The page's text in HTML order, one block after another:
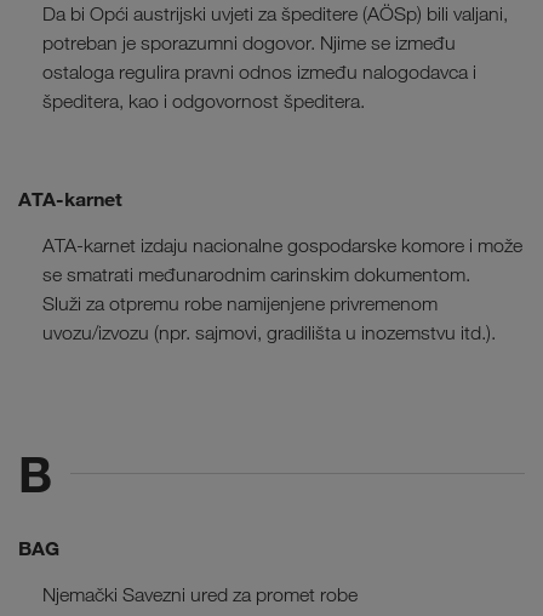
Da bi Opći austrijski uvjeti za špeditere (AÖSp) bili valjani,
potreban je sporazumni dogovor. Njime se između
ostaloga regulira pravni odnos između nalogodavca i
špeditera, kao i odgovornost špeditera.
ATA-karnet
ATA-karnet izdaju nacionalne gospodarske komore i može
se smatrati međunarodnim carinskim dokumentom.
Služi za otpremu robe namijenjene privremenom
uvozu/izvozu (npr. sajmovi, gradilišta u inozemstvu itd.).
B
BAG
Njemački Savezni ured za promet robe